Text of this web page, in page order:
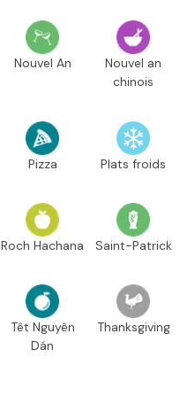
Nouvel An
Nouvel an
chinois
Pizza Plats froids
Roch Hachana Saint-Patrick
Têt Nguyên
Dán
Thanksgiving